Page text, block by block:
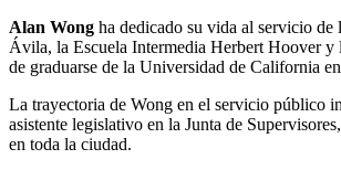
Alan Wong ha dedicado su vida al servicio
Ávila, la Escuela Intermedia Herbert Hoover y
de graduarse de la Universidad de California
La trayectoria de Wong en el servicio público
asistente legislativo en la Junta de
en toda la ciudad.